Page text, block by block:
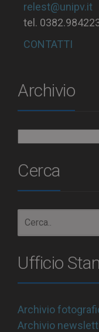
relest@unipv.it
tel.
CONTATTI
Archivio
Cerca
Ufficio
Archivio
Archivio